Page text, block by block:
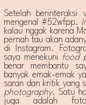
Setelah
mengenal #52wfpp.
kalau nggak karena
pernah tau akan
di Instagram.
saya menekuni food
benar membantu
banyak emak-emak
saran dan kritik yang
photography. Satu
juga adalah